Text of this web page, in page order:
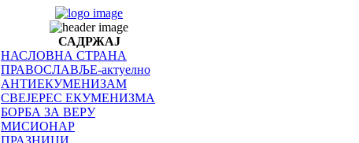
САДРЖАЈ
НАСЛОВНА СТРАНА
ПРАВОСЛАВЉЕ-актуелно
АНТИЕКУМЕНИЗАМ
СВЕЈЕРЕС ЕКУМЕНИЗМА
БОРБА ЗА ВЕРУ
МИСИОНАР
ПРАЗНИЦИ